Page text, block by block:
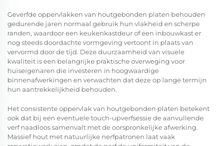
Geverfde oppervlakken van houtgebonden platen behouden
gedurende jaren normaal gebruik hun vlakheid en scherpe
randen, waardoor een keukenkastdeur of een inbouwkast er
nog steeds doordachte vormgeving vertoont in plaats van
vervormd door de tijd. Deze duurzaamheid van visuele
kwaliteit is een belangrijke praktische overweging voor
huiseigenaren die investeren in hoogwaardige
binnenafwerkingen en verwachten dat deze op lange termijn
hun aantrekkelijkheid behouden.
Het consistente oppervlak van houtgebonden platen betekent
ook dat bij een eventuele touch-upverfsessie de aanvullende
verf naadloos samenvalt met de oorspronkelijke afwerking.
Massief hout met natuurlijke nerfpatronen laat vaak